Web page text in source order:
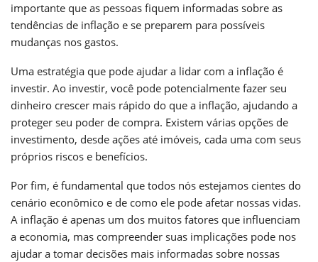
importante que as pessoas fiquem informadas sobre as
tendências de inflação e se preparem para possíveis
mudanças nos gastos.
Uma estratégia que pode ajudar a lidar com a inflação é
investir. Ao investir, você pode potencialmente fazer seu
dinheiro crescer mais rápido do que a inflação, ajudando a
proteger seu poder de compra. Existem várias opções de
investimento, desde ações até imóveis, cada uma com seus
próprios riscos e benefícios.
Por fim, é fundamental que todos nós estejamos cientes do
cenário econômico e de como ele pode afetar nossas vidas.
A inflação é apenas um dos muitos fatores que influenciam
a economia, mas compreender suas implicações pode nos
ajudar a tomar decisões mais informadas sobre nossas